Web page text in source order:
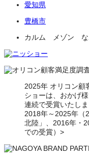
愛知県
豊橋市
カルム メゾン な
2025年 オリコン顧
ショーは、おかげ
連続で受賞いたし
2018年～2025年（
北陸」、2016年・
での受賞）>